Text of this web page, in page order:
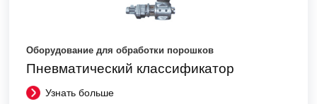
Оборудование для обработки порошков
Пневматический классификатор
Узнать больше